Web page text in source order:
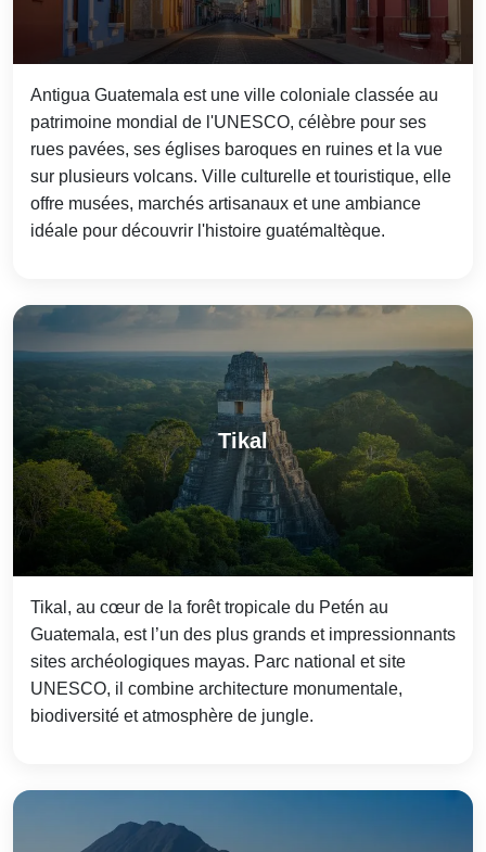
Antigua Guatemala est une ville coloniale classée au
patrimoine mondial de l'UNESCO, célèbre pour ses
rues pavées, ses églises baroques en ruines et la vue
sur plusieurs volcans. Ville culturelle et touristique, elle
offre musées, marchés artisanaux et une ambiance
idéale pour découvrir l'histoire guatémaltèque.
Tikal
Tikal, au cœur de la forêt tropicale du Petén au
Guatemala, est l’un des plus grands et impressionnants
sites archéologiques mayas. Parc national et site
UNESCO, il combine architecture monumentale,
biodiversité et atmosphère de jungle.